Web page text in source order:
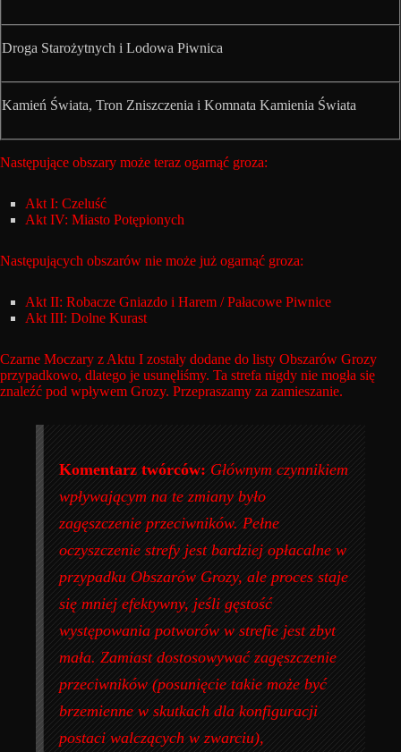
Droga Starożytnych i Lodowa Piwnica
Kamień Świata, Tron Zniszczenia i Komnata Kamienia Świata
Następujące obszary może teraz ogarnąć groza:
Akt I: Czeluść
Akt IV: Miasto Potępionych
Następujących obszarów nie może już ogarnąć groza:
Akt II: Robacze Gniazdo i Harem / Pałacowe Piwnice
Akt III: Dolne Kurast
Czarne Moczary z Aktu I zostały dodane do listy Obszarów Grozy
przypadkowo, dlatego je usunęliśmy. Ta strefa nigdy nie mogła się
znaleźć pod wpływem Grozy. Przepraszamy za zamieszanie.
Komentarz twórców: Głównym czynnikiem
wpływającym na te zmiany było
zagęszczenie przeciwników. Pełne
oczyszczenie strefy jest bardziej opłacalne w
przypadku Obszarów Grozy, ale proces staje
się mniej efektywny, jeśli gęstość
występowania potworów w strefie jest zbyt
mała. Zamiast dostosowywać zagęszczenie
przeciwników (posunięcie takie może być
brzemienne w skutkach dla konfiguracji
postaci walczących w zwarciu),